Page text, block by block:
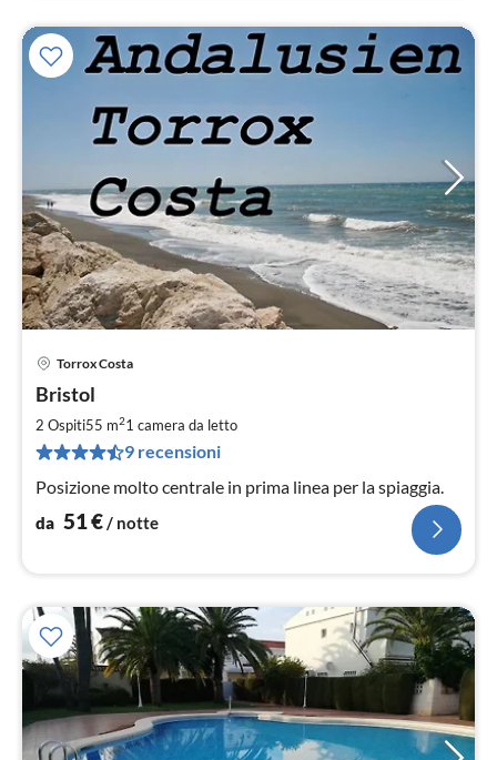
Torrox Costa
Bristol
2 Ospiti55 m21 camera da letto
9 recensioni
Posizione molto centrale in prima linea per la spiaggia.
da 51€ / notte